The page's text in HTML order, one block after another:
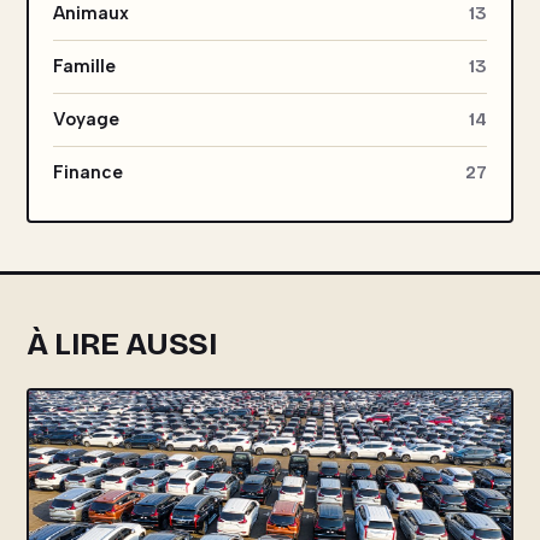
Animaux 13
Famille 13
Voyage 14
Finance 27
À LIRE AUSSI